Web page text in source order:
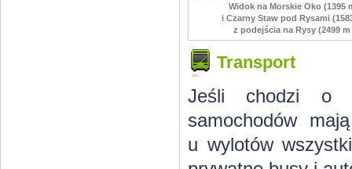
Widok na Morskie Oko (1395
i Czarny Staw pod Rysami
z podejścia na Rysy (2499
Transport
Jeśli chodzi o
samochodów
u wylotów